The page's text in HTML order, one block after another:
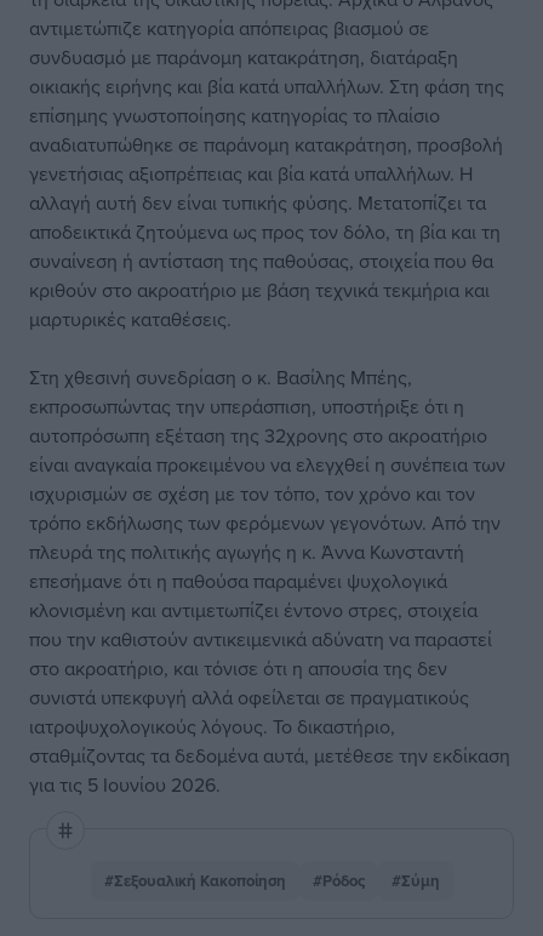
αντιμετώπιζε κατηγορία απόπειρας βιασμού σε
συνδυασμό με παράνομη κατακράτηση, διατάραξη
οικιακής ειρήνης και βία κατά υπαλλήλων. Στη φάση της
επίσημης γνωστοποίησης κατηγορίας το πλαίσιο
αναδιατυπώθηκε σε παράνομη κατακράτηση, προσβολή
γενετήσιας αξιοπρέπειας και βία κατά υπαλλήλων. Η
αλλαγή αυτή δεν είναι τυπικής φύσης. Μετατοπίζει τα
αποδεικτικά ζητούμενα ως προς τον δόλο, τη βία και τη
συναίνεση ή αντίσταση της παθούσας, στοιχεία που θα
κριθούν στο ακροατήριο με βάση τεχνικά τεκμήρια και
μαρτυρικές καταθέσεις.
Στη χθεσινή συνεδρίαση ο κ. Βασίλης Μπέης,
εκπροσωπώντας την υπεράσπιση, υποστήριξε ότι η
αυτοπρόσωπη εξέταση της 32χρονης στο ακροατήριο
είναι αναγκαία προκειμένου να ελεγχθεί η συνέπεια των
ισχυρισμών σε σχέση με τον τόπο, τον χρόνο και τον
τρόπο εκδήλωσης των φερόμενων γεγονότων. Από την
πλευρά της πολιτικής αγωγής η κ. Άννα Κωνσταντή
επεσήμανε ότι η παθούσα παραμένει ψυχολογικά
κλονισμένη και αντιμετωπίζει έντονο στρες, στοιχεία
που την καθιστούν αντικειμενικά αδύνατη να παραστεί
στο ακροατήριο, και τόνισε ότι η απουσία της δεν
συνιστά υπεκφυγή αλλά οφείλεται σε πραγματικούς
ιατροψυχολογικούς λόγους. Το δικαστήριο,
σταθμίζοντας τα δεδομένα αυτά, μετέθεσε την εκδίκαση
για τις 5 Ιουνίου 2026.
#Σεξουαλική Κακοποίηση #Ρόδος #Σύμη